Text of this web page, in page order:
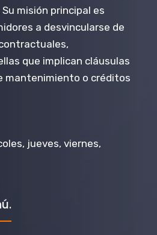
misión principal es
a desvincularse de
que implican cláusulas
mantenimiento o créditos
jueves, viernes,